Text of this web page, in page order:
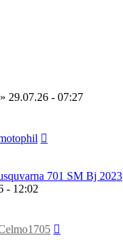
» 29.07.26 - 07:27
701 SM Bj 2023
- 12:02